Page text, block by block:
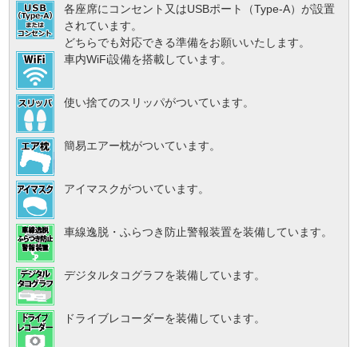
各座席にコンセント又はUSBポート（Type-A）が設置
されています。
どちらでも対応できる準備をお願いいたします。
車内WiFi設備を搭載しています。
使い捨てのスリッパがついています。
簡易エアー枕がついています。
アイマスクがついています。
車線逸脱・ふらつき防止警報装置を装備しています。
デジタルタコグラフを装備しています。
ドライブレコーダーを装備しています。